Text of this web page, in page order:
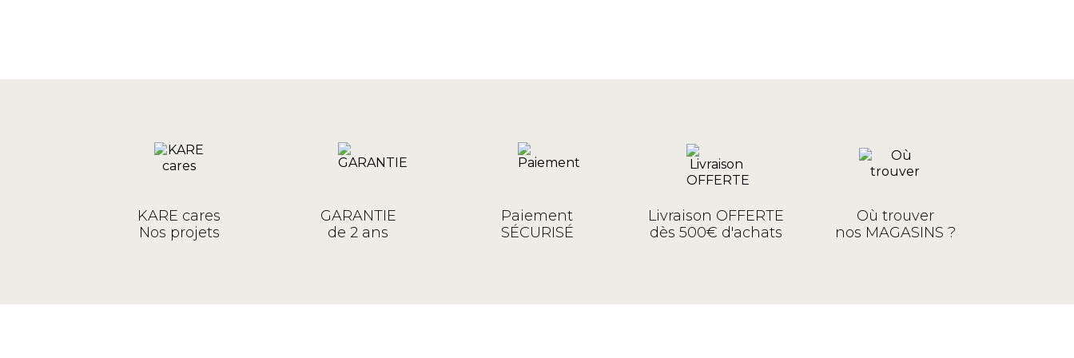
KARE cares
Nos projets
GARANTIE
de 2 ans
Paiement
SÉCURISÉ
Livraison OFFERTE
dès 500€ d'achats
Où trouver
nos MAGASINS ?